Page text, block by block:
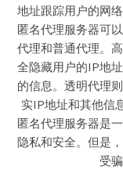
地址跟踪用户的网
匿名代理服务器可
代理和普通代理。
全隐藏用户的IP地
的信息。透明代理
实IP地址和其他信
匿名代理服务器是
隐私和安全。但是
受